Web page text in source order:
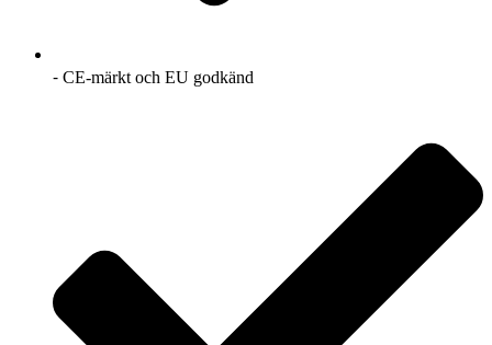
⁃ CE-märkt och EU godkänd